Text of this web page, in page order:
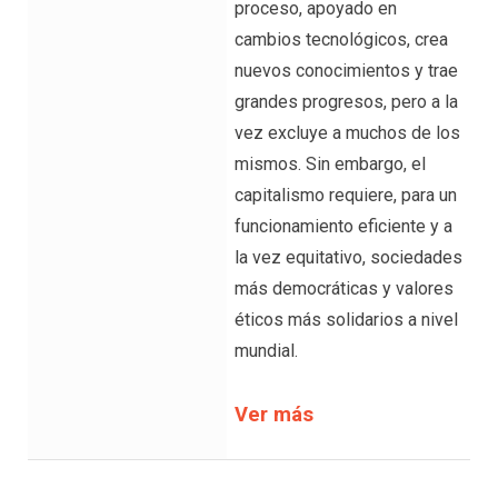
proceso, apoyado en
cambios tecnológicos, crea
nuevos conocimientos y trae
grandes progresos, pero a la
vez excluye a muchos de los
mismos. Sin embargo, el
capitalismo requiere, para un
funcionamiento eficiente y a
la vez equitativo, sociedades
más democráticas y valores
éticos más solidarios a nivel
mundial.
Ver más